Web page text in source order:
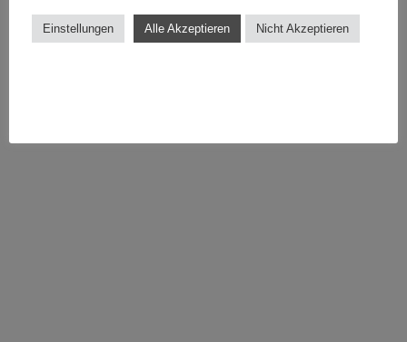
Einstellungen Alle Akzeptieren Nicht Akzeptieren